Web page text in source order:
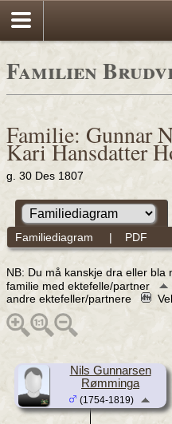
Familien
Familie: Gunnar
Kari Hansdatter
g. 30 Des 1807
Familiediagram | PDF
NB: Du må kanskje dra eller bla
familie med ektefelle/partner
andre ektefeller/partnere
Nils Gunnarsen
Rømminga
(1754-1819)